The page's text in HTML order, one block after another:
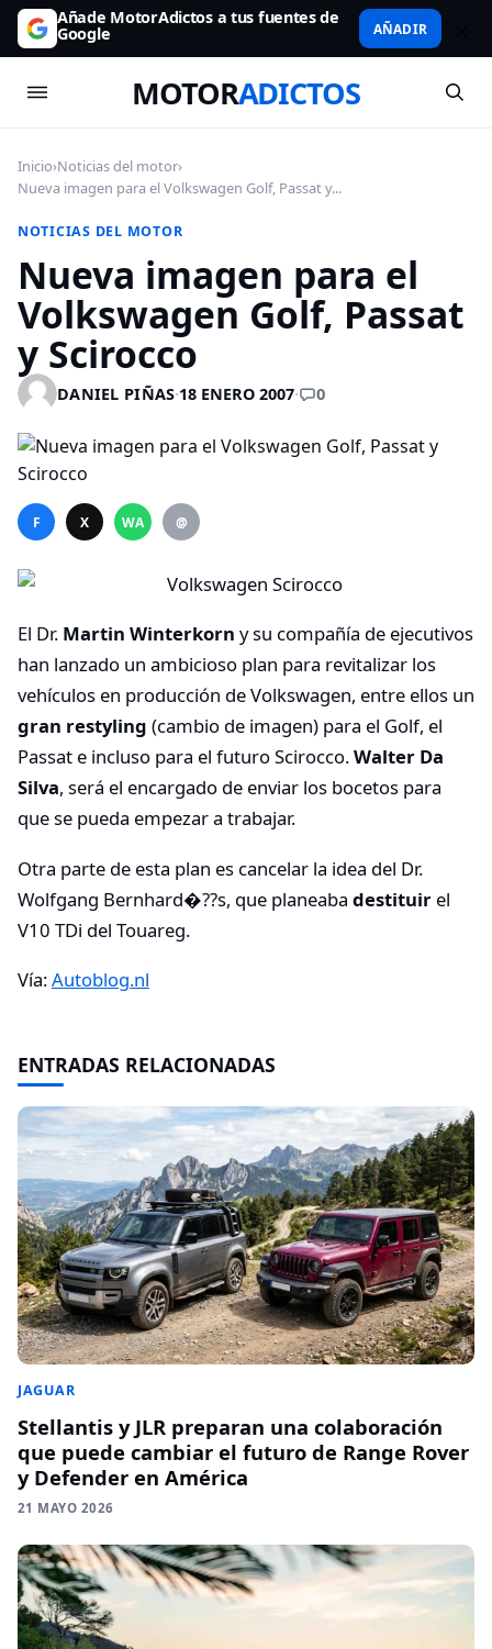
Añade MotorAdictos a tus fuentes de
Google AÑADIR
MOTORADICTOS
Inicio›Noticias del motor›
Nueva imagen para el Volkswagen Golf, Passat y...
NOTICIAS DEL MOTOR
Nueva imagen para el
Volkswagen Golf, Passat
y Scirocco
DANIEL PIÑAS·18 ENERO 2007· 0
F X WA @
El Dr. Martin Winterkorn y su compañía de ejecutivos
han lanzado un ambicioso plan para revitalizar los
vehículos en producción de Volkswagen, entre ellos un
gran restyling (cambio de imagen) para el Golf, el
Passat e incluso para el futuro Scirocco.Walter Da
Silva, será el encargado de enviar los bocetos para
que se pueda empezar a trabajar.
Otra parte de esta plan es cancelar la idea del Dr.
Wolfgang Bernhard�??s, que planeaba destituir el
V10 TDi del Touareg.
Vía:Autoblog.nl
ENTRADAS RELACIONADAS
JAGUAR
Stellantis y JLR preparan una colaboración
que puede cambiar el futuro de Range Rover
y Defender en América
21 MAYO 2026